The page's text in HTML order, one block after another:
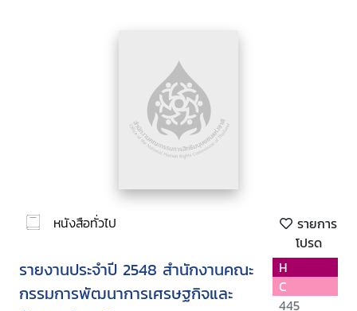
หนังสือทั่วไป
รายการ
โปรด
รายงานประจำปี 2548 สำนักงานคณะ
กรรมการพัฒนาการเศรษฐกิจและ
H
C
445